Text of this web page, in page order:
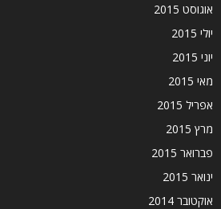
אוגוסט 2015
יולי 2015
יוני 2015
מאי 2015
אפריל 2015
מרץ 2015
פברואר 2015
ינואר 2015
אוקטובר 2014